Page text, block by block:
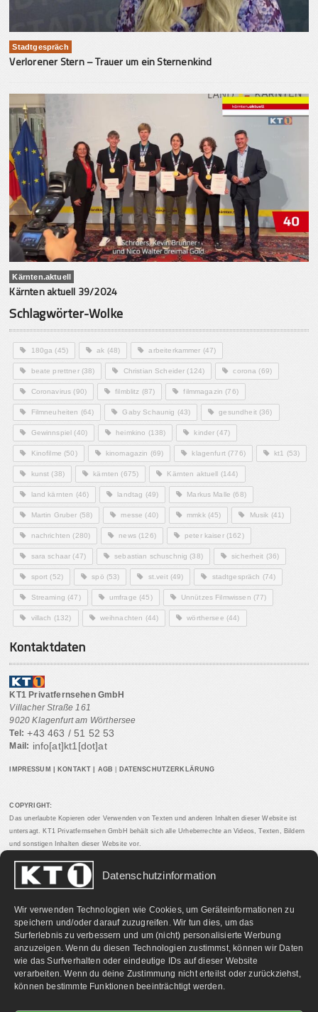
Datenschutzinformation
Wir verwenden Technologien wie Cookies, um Geräteinformationen zu
speichern und/oder darauf zuzugreifen. Wir tun dies, um das
Surferlebnis zu verbessern und um (nicht) personalisierte Werbung
anzuzeigen. Wenn du diesen Technologien zustimmst, können wir Daten
wie das Surfverhalten oder eindeutige IDs auf dieser Website
verarbeiten. Wenn du deine Zustimmung nicht erteilst oder zurückziehst,
können bestimmte Funktionen beeinträchtigt werden.
Stadtgespräch
Verlorener Stern – Trauer um ein Sternenkind
Kärnten.aktuell
Kärnten aktuell 39/2024
Schlagwörter-Wolke
180ga (45) ak (48) arbeiterkammer (47)
beate prettner(38) Christian Scheider (124) corona (69)
Coronavirus (90) filmblitz (87) filmmagazin (76)
Filmneuheiten (64) Gaby Schaunig (43) gesundheit(36)
Gewinnspiel (40) heimkino (138) kinder (47)
Kinofilme (50) kinomagazin (69) klagenfurt(776) kt1 (53)
kunst (38) kärnten (675) Kärnten aktuell (144)
land kärnten (46) landtag (49) Markus Malle (68)
Martin Gruber (58) messe (40) mmkk(45) Musik (41)
nachrichten (280) news(126) peter kaiser(162)
sara schaar (47) sebastian schuschnig (38) sicherheit (36)
sport (52) spö (53) st.veit(49) stadtgespräch (74)
Streaming (47) umfrage (45) Unnützes Filmwissen (77)
villach (132) weihnachten (44) wörthersee (44)
Kontaktdaten
KT1 Privatfernsehen GmbH
Villacher Straße 161
9020 Klagenfurt am Wörthersee
Tel: +43 463 / 51 52 53
Mail: info[at]kt1[dot]at
IMPRESSUM KONTAKT AGB DATENSCHUTZERKLÄRUNG
COPYRIGHT:
Das unerlaubte Kopieren oder Verwenden von Texten und anderen Inhalten dieser Website ist
untersagt. KT1 Privatfernsehen GmbH behält sich alle Urheberrechte an Videos, Texten, Bildern
und sonstigen Inhalten dieser Website vor.
PARTNERLINKS: